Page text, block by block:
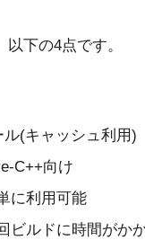
下の4点です。
(キャッシュ利用)
C++向け
に利用可能
ビルドに時間がか